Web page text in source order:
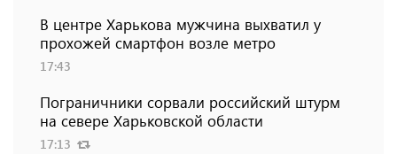
В центре Харькова мужчина выхватил у
прохожей смартфон возле метро
17:43
Пограничники сорвали российский штурм
на севере Харьковской области
17:13